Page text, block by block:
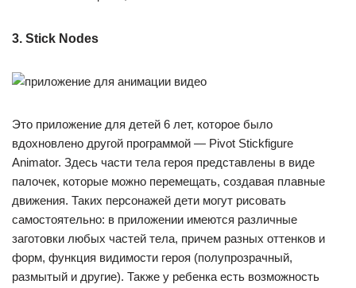
3. Stick Nodes
Это приложение для детей 6 лет, которое было
вдохновлено другой программой — Pivot Stickfigure
Animator. Здесь части тела героя представлены в виде
палочек, которые можно перемещать, создавая плавные
движения. Таких персонажей дети могут рисовать
самостоятельно: в приложении имеются различные
заготовки любых частей тела, причем разных оттенков и
форм, функция видимости героя (полупрозрачный,
размытый и другие). Также у ребенка есть возможность